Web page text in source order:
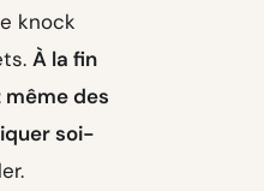
knock
À la fin
même des
soi-